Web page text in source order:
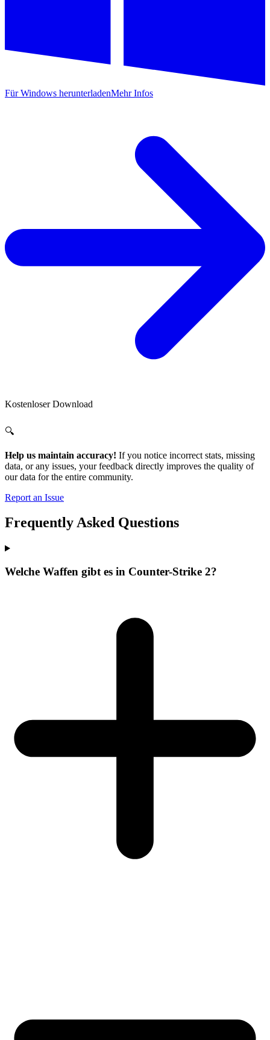
Für Windows herunterladenMehr Infos
Kostenloser Download
🔍
Help us maintain accuracy! If you notice incorrect stats, missing
data, or any issues, your feedback directly improves the quality of
our data for the entire community.
Report an Issue
Frequently Asked Questions
Welche Waffen gibt es in Counter-Strike 2?